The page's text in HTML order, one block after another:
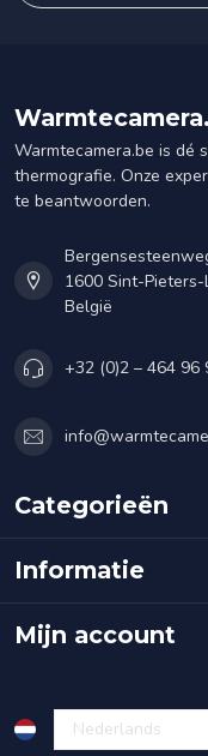
Warmtecamera.be is dé
thermografie. Onze
te beantwoorden.
1600 Sint-
België
+32 (0)2 – 464 96
Categorieën
Informatie
Mijn account